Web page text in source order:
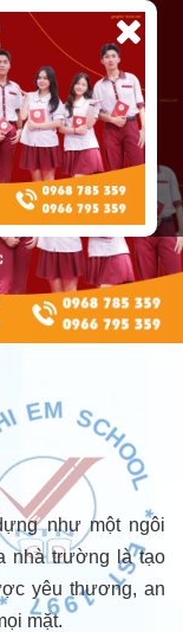
THO I
N
H
I
E
M
S
C
H
O
O
L
*
E
S
như một ngôi
nhà trường là tạo
yêu thương, an
mặt.